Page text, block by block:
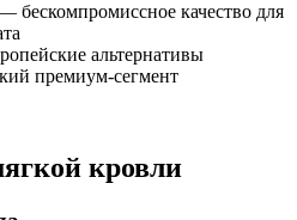
бескомпромиссное качество для
альтернативы
премиум-сегмент
кровли